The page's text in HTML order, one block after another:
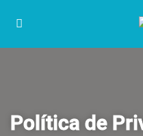
Política de